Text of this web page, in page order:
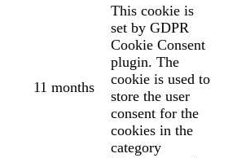
11 months
This cookie is
set by GDPR
Cookie Consent
plugin. The
cookie is used to
store the user
consent for the
cookies in the
category